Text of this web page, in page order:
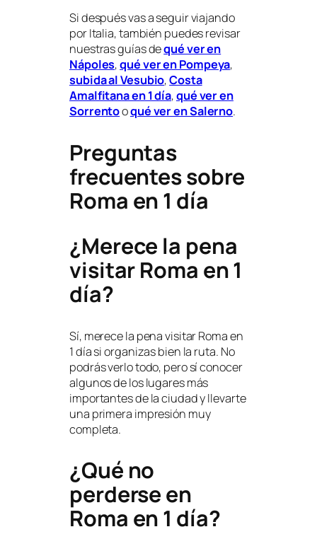
Si después vas a seguir viajando
por Italia, también puedes revisar
nuestras guías dequé ver en
Nápoles,qué ver en Pompeya,
subida al Vesubio,Costa
Amalfitana en 1 día,qué ver en
Sorrentooqué ver en Salerno.
Preguntas
frecuentes sobre
Roma en 1 día
¿Merece la pena
visitar Roma en 1
día?
Sí, merece la pena visitar Roma en
1 día si organizas bien la ruta. No
podrás verlo todo, pero sí conocer
algunos de los lugares más
importantes de la ciudad y llevarte
una primera impresión muy
completa.
¿Qué no
perderse en
Roma en 1 día?